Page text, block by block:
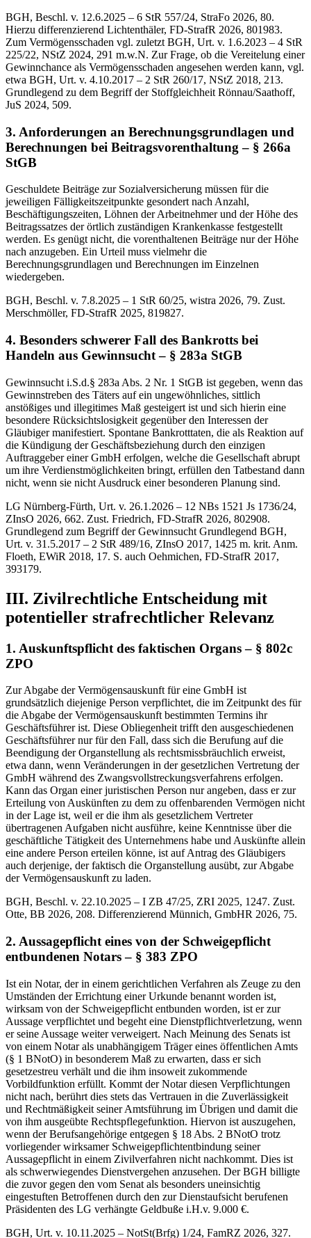
BGH, Beschl. v. 12.6.2025 – 6 StR 557/24, StraFo 2026, 80.
Hierzu differenzierend Lichtenthäler, FD-StrafR 2026, 801983.
Zum Vermögensschaden vgl. zuletzt BGH, Urt. v. 1.6.2023 – 4 StR
225/22, NStZ 2024, 291 m.w.N. Zur Frage, ob die Vereitelung einer
Gewinnchance als Vermögensschaden angesehen werden kann, vgl.
etwa BGH, Urt. v. 4.10.2017 – 2 StR 260/17, NStZ 2018, 213.
Grundlegend zu dem Begriff der Stoffgleichheit Rönnau/Saathoff,
JuS 2024, 509.
3. Anforderungen an Berechnungsgrundlagen und
Berechnungen bei Beitragsvorenthaltung – § 266a
StGB
Geschuldete Beiträge zur Sozialversicherung müssen für die
jeweiligen Fälligkeitszeitpunkte gesondert nach Anzahl,
Beschäftigungszeiten, Löhnen der Arbeitnehmer und der Höhe des
Beitragssatzes der örtlich zuständigen Krankenkasse festgestellt
werden. Es genügt nicht, die vorenthaltenen Beiträge nur der Höhe
nach anzugeben. Ein Urteil muss vielmehr die
Berechnungsgrundlagen und Berechnungen im Einzelnen
wiedergeben.
BGH, Beschl. v. 7.8.2025 – 1 StR 60/25, wistra 2026, 79. Zust.
Merschmöller, FD-StrafR 2025, 819827.
4. Besonders schwerer Fall des Bankrotts bei
Handeln aus Gewinnsucht – § 283a StGB
Gewinnsucht i.S.d.§ 283a Abs. 2 Nr. 1 StGB ist gegeben, wenn das
Gewinnstreben des Täters auf ein ungewöhnliches, sittlich
anstößiges und illegitimes Maß gesteigert ist und sich hierin eine
besondere Rücksichtslosigkeit gegenüber den Interessen der
Gläubiger manifestiert. Spontane Bankrotttaten, die als Reaktion auf
die Kündigung der Geschäftsbeziehung durch den einzigen
Auftraggeber einer GmbH erfolgen, welche die Gesellschaft abrupt
um ihre Verdienstmöglichkeiten bringt, erfüllen den Tatbestand dann
nicht, wenn sie nicht Ausdruck einer besonderen Planung sind.
LG Nürnberg-Fürth, Urt. v. 26.1.2026 – 12 NBs 1521 Js 1736/24,
ZInsO 2026, 662. Zust. Friedrich, FD-StrafR 2026, 802908.
Grundlegend zum Begriff der Gewinnsucht Grundlegend BGH,
Urt. v. 31.5.2017 – 2 StR 489/16, ZInsO 2017, 1425 m. krit. Anm.
Floeth, EWiR 2018, 17. S. auch Oehmichen, FD-StrafR 2017,
393179.
III. Zivilrechtliche Entscheidung mit
potentieller strafrechtlicher Relevanz
1. Auskunftspflicht des faktischen Organs – § 802c
ZPO
Zur Abgabe der Vermögensauskunft für eine GmbH ist
grundsätzlich diejenige Person verpflichtet, die im Zeitpunkt des für
die Abgabe der Vermögensauskunft bestimmten Termins ihr
Geschäftsführer ist. Diese Obliegenheit trifft den ausgeschiedenen
Geschäftsführer nur für den Fall, dass sich die Berufung auf die
Beendigung der Organstellung als rechtsmissbräuchlich erweist,
etwa dann, wenn Veränderungen in der gesetzlichen Vertretung der
GmbH während des Zwangsvollstreckungsverfahrens erfolgen.
Kann das Organ einer juristischen Person nur angeben, dass er zur
Erteilung von Auskünften zu dem zu offenbarenden Vermögen nicht
in der Lage ist, weil er die ihm als gesetzlichem Vertreter
übertragenen Aufgaben nicht ausführe, keine Kenntnisse über die
geschäftliche Tätigkeit des Unternehmens habe und Auskünfte allein
eine andere Person erteilen könne, ist auf Antrag des Gläubigers
auch derjenige, der faktisch die Organstellung ausübt, zur Abgabe
der Vermögensauskunft zu laden.
BGH, Beschl. v. 22.10.2025 – I ZB 47/25, ZRI 2025, 1247. Zust.
Otte, BB 2026, 208. Differenzierend Münnich, GmbHR 2026, 75.
2. Aussagepflicht eines von der Schweigepflicht
entbundenen Notars – § 383 ZPO
Ist ein Notar, der in einem gerichtlichen Verfahren als Zeuge zu den
Umständen der Errichtung einer Urkunde benannt worden ist,
wirksam von der Schweigepflicht entbunden worden, ist er zur
Aussage verpflichtet und begeht eine Dienstpflichtverletzung, wenn
er seine Aussage weiter verweigert. Nach Meinung des Senats ist
von einem Notar als unabhängigem Träger eines öffentlichen Amts
(§ 1 BNotO) in besonderem Maß zu erwarten, dass er sich
gesetzestreu verhält und die ihm insoweit zukommende
Vorbildfunktion erfüllt. Kommt der Notar diesen Verpflichtungen
nicht nach, berührt dies stets das Vertrauen in die Zuverlässigkeit
und Rechtmäßigkeit seiner Amtsführung im Übrigen und damit die
von ihm ausgeübte Rechtspflegefunktion. Hiervon ist auszugehen,
wenn der Berufsangehörige entgegen § 18 Abs. 2 BNotO trotz
vorliegender wirksamer Schweigepflichtentbindung seiner
Aussagepflicht in einem Zivilverfahren nicht nachkommt. Dies ist
als schwerwiegendes Dienstvergehen anzusehen. Der BGH billigte
die zuvor gegen den vom Senat als besonders uneinsichtig
eingestuften Betroffenen durch den zur Dienstaufsicht berufenen
Präsidenten des LG verhängte Geldbuße i.H.v. 9.000 €.
BGH, Urt. v. 10.11.2025 – NotSt(Brfg) 1/24, FamRZ 2026, 327.